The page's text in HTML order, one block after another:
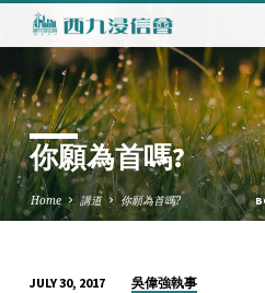
你願為首嗎?
Home 講道 你願為首嗎?
JULY 30, 2017 吳偉強執事